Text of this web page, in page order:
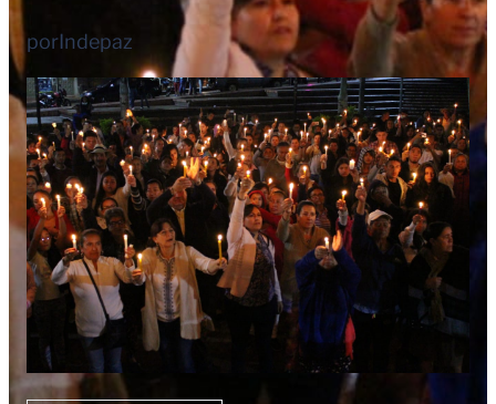
porIndepaz